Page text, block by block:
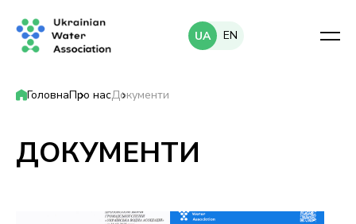
UA EN
ГоловнаПро насДокументи
ДОКУМЕНТИ